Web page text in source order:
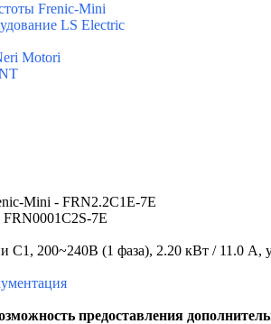
Frenic-Mini
LS Electric
Motori
Mini - FRN2.2C1E-7E
С1, 200~240B (1 фаза), 2.20 кВт / 11.0
предоставления